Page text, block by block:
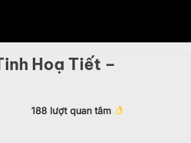
Hoạ Tiết –
188 lượt quan tâm